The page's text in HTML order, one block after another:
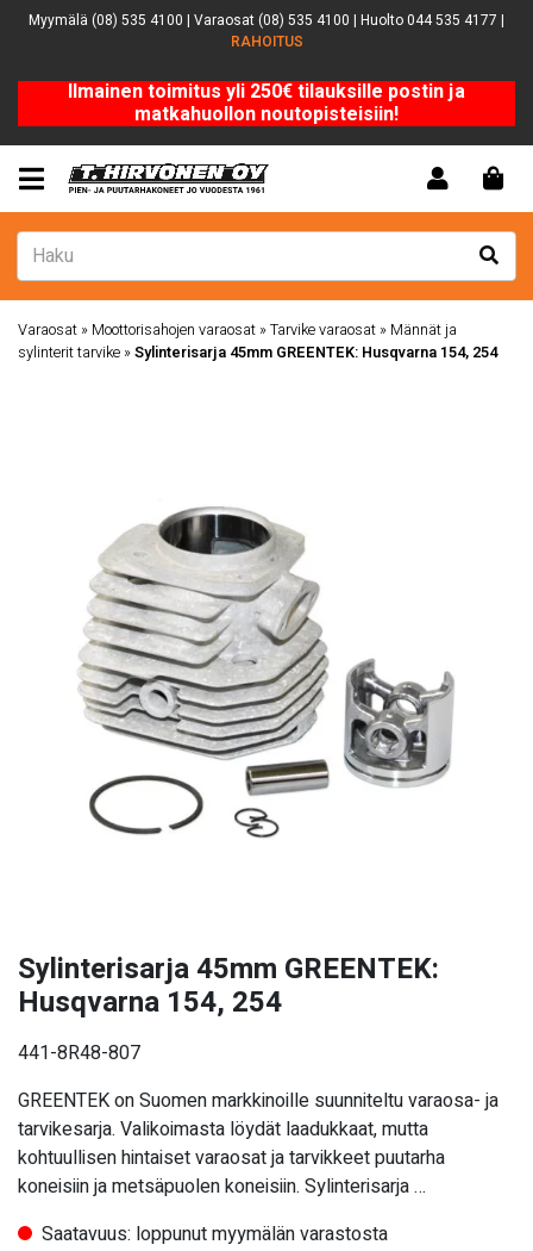
Myymälä (08) 535 4100 | Varaosat (08) 535 4100 | Huolto 044 535 4177 |
RAHOITUS
Ilmainen toimitus yli 250€ tilauksille postin ja
matkahuollon noutopisteisiin!
Varaosat » Moottorisahojen varaosat »Tarvike varaosat » Männät ja
sylinterit tarvike »Sylinterisarja 45mm GREENTEK: Husqvarna 154, 254
Sylinterisarja 45mm GREENTEK:
Husqvarna 154, 254
441-8R48-807
GREENTEK on Suomen markkinoille suunniteltu varaosa- ja
tarvikesarja. Valikoimasta löydät laadukkaat, mutta
kohtuullisen hintaiset varaosat ja tarvikkeet puutarha
koneisiin ja metsäpuolen koneisiin. Sylinterisarja …
Saatavuus: loppunut myymälän varastosta